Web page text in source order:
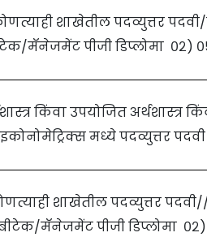
शाखेतील पदव्युत्तर
मॅनेजमेंट पीजी डिप्लोमा ०२)
किंवा उपयोजित अर्थशास्त्र
मध्ये पदव्युत्तर
शाखेतील पदव्युत्तर
मॅनेजमेंट पीजी डिप्लोमा ०२)